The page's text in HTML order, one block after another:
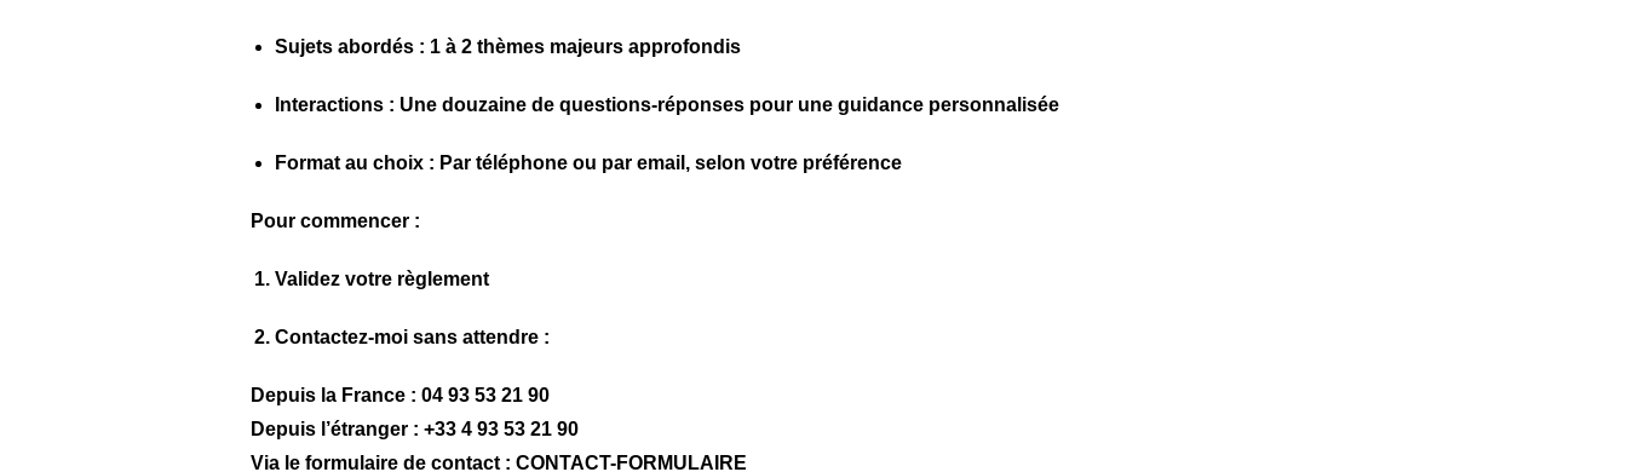
Sujets abordés : 1 à 2 thèmes majeurs approfondis
Interactions : Une douzaine de questions-réponses pour une guidance personnalisée
Format au choix : Par téléphone ou par email, selon votre préférence
Pour commencer :
Validez votre règlement
Contactez-moi sans attendre :
Depuis la France : 04 93 53 21 90
Depuis l’étranger : +33 4 93 53 21 90
Via le formulaire de contact : CONTACT-FORMULAIRE